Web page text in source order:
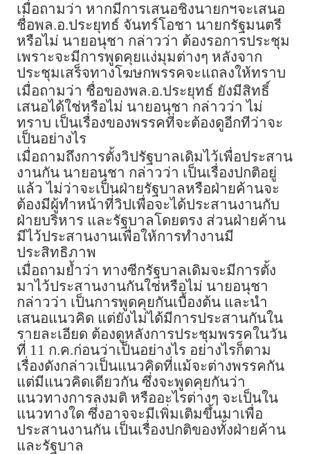
เมื่อถามว่า หากมีการเสนอชิงนายกฯจะเสนอ
ชื่อพล.อ.ประยุทธ์ จันทร์โอชา นายกรัฐมนตรี
หรือไม่ นายอนุชา กล่าวว่า ต้องรอการประชุม
เพราะจะมีการพูดคุยแง่มุมต่างๆ หลังจาก
ประชุมเสร็จทางโฆษกพรรคจะแถลงให้ทราบ
เมื่อถามว่า ชื่อของพล.อ.ประยุทธ์ ยังมีสิทธิ์
เสนอได้ใช่หรือไม่ นายอนุชา กล่าวว่า ไม่
ทราบ เป็นเรื่องของพรรคที่จะต้องดูอีกทีว่าจะ
เป็นอย่างไร
เมื่อถามถึงการตั้งวิปรัฐบาลเดิมไว้เพื่อประสาน
งานกัน นายอนุชา กล่าวว่า เป็นเรื่องปกติอยู่
แล้ว ไม่ว่าจะเป็นฝ่ายรัฐบาลหรือฝ่ายค้านจะ
ต้องมีผู้ทำหน้าที่วิปเพื่อจะได้ประสานงานกับ
ฝ่ายบริหาร และรัฐบาลโดยตรง ส่วนฝ่ายค้าน
มีไว้ประสานงานเพื่อให้การทำงานมี
ประสิทธิภาพ
เมื่อถามย้ำว่า ทางซีกรัฐบาลเดิมจะมีการตั้ง
มาไว้ประสานงานกันใช่หรือไม่ นายอนุชา
กล่าวว่า เป็นการพูดคุยกันเบื้องต้น และนำ
เสนอแนวคิด แต่ยังไม่ได้มีการประสานกันใน
รายละเอียด ต้องดูหลังการประชุมพรรคในวัน
ที่ 11 ก.ค.ก่อนว่าเป็นอย่างไร อย่างไรก็ตาม
เรื่องดังกล่าวเป็นแนวคิดที่แม้จะต่างพรรคกัน
แต่มีแนวคิดเดียวกัน ซึ่งจะพูดคุยกันว่า
แนวทางการลงมติ หรืออะไรต่างๆ จะเป็นใน
แนวทางใด ซึ่งอาจจะมีเพิ่มเติมขึ้นมาเพื่อ
ประสานงานกัน เป็นเรื่องปกติของทั้งฝ่ายค้าน
และรัฐบาล